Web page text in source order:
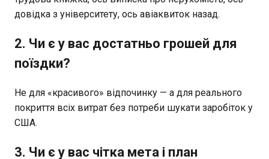
довідка з університету, ось авіаквиток назад.
2. Чи є у вас достатньо грошей для
поїздки?
Не для «красивого» відпочинку — а для реального
покриття всіх витрат без потреби шукати заробіток у
США.
3. Чи є у вас чітка мета і план